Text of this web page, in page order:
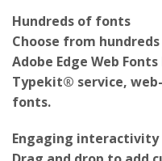
Choose from
Adobe Edge Web
Typekit® service,
fonts.
Drag and drop to add